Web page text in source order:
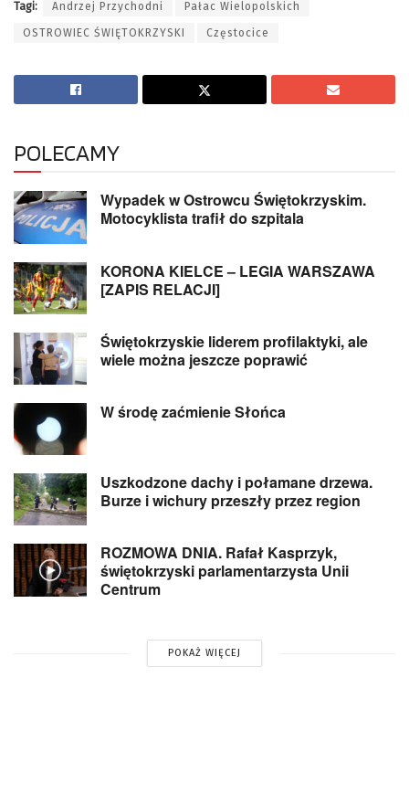
Tagi: Andrzej Przychodni Pałac Wielopolskich
OSTROWIEC ŚWIĘTOKRZYSKI Częstocice
POLECAMY
Wypadek w Ostrowcu Świętokrzyskim.
Motocyklista trafił do szpitala
KORONA KIELCE – LEGIA WARSZAWA
[ZAPIS RELACJI]
Świętokrzyskie liderem profilaktyki, ale
wiele można jeszcze poprawić
W środę zaćmienie Słońca
Uszkodzone dachy i połamane drzewa.
Burze i wichury przeszły przez region
ROZMOWA DNIA. Rafał Kasprzyk,
świętokrzyski parlamentarzysta Unii
Centrum
POKAŻ WIĘCEJ